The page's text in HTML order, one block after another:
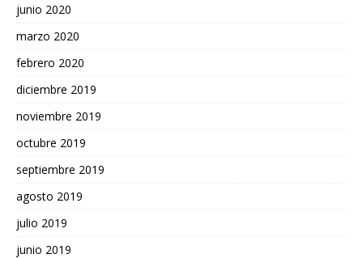
junio 2020
marzo 2020
febrero 2020
diciembre 2019
noviembre 2019
octubre 2019
septiembre 2019
agosto 2019
julio 2019
junio 2019